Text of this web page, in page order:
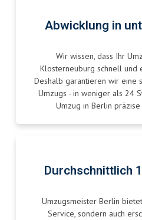
Abwicklung in
Wir wissen, dass Ihr
Klosterneuburg schnell und
Deshalb garantieren wir eine
Umzugs - in weniger als 24
Umzug in Berlin
Durchschnittlich
Umzugsmeister Berlin
Service, sondern auch